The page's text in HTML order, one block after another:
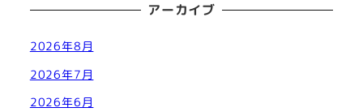
アーカイブ
2026年8月
2026年7月
2026年6月